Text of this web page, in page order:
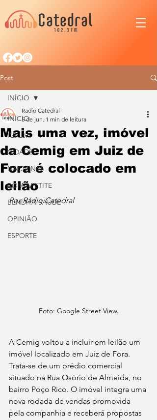
Post
INÍCIO
IGREJA
CIDADE
NACIONAL
BOM APETITE
BENDITA SAÚDE
OPINIÃO
ESPORTE
INÍCIO
Mais uma vez, imóvel
da Cemig em Juiz de
Fora é colocado em
leilão
Radio Catedral
5 de jun. 1 min de leitura
Por Rádio Catedral
Foto: Google Street View.
A Cemig voltou a incluir em leilão um
imóvel localizado em Juiz de Fora.
Trata-se de um prédio comercial
situado na Rua Osório de Almeida, no
bairro Poço Rico. O imóvel integra uma
nova rodada de vendas promovida
pela companhia e receberá propostas